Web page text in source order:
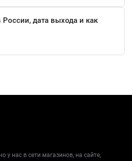
Pure Bass;
с функцией Ambient;
России, дата выхода и как
у нас в сети магазинов, на сайте,